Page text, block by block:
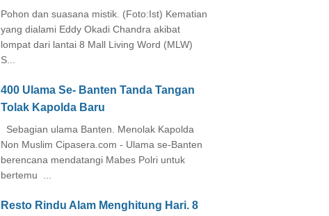
Pohon dan suasana mistik. (Foto:Ist) Kematian
yang dialami Eddy Okadi Chandra akibat
lompat dari lantai 8 Mall Living Word (MLW)
S...
400 Ulama Se- Banten Tanda Tangan
Tolak Kapolda Baru
Sebagian ulama Banten. Menolak Kapolda
Non Muslim Cipasera.com - Ulama se-Banten
berencana mendatangi Mabes Polri untuk
bertemu ...
Resto Rindu Alam Menghitung Hari. 8